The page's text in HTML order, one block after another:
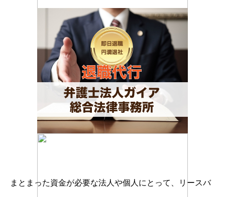
まとまった資金が必要な法人や個人にとって、リースバ